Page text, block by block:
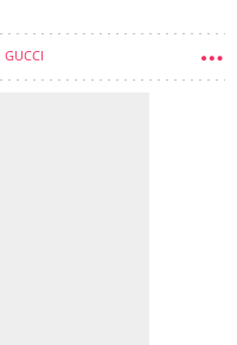
GUCCI